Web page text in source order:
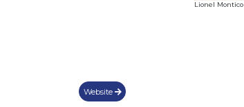
Lionel Montico
Website